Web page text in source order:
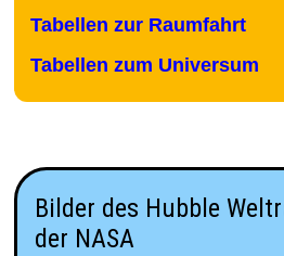
Tabellen zur Raumfahrt
Tabellen zum Universum
Bilder des Hubble
der NASA